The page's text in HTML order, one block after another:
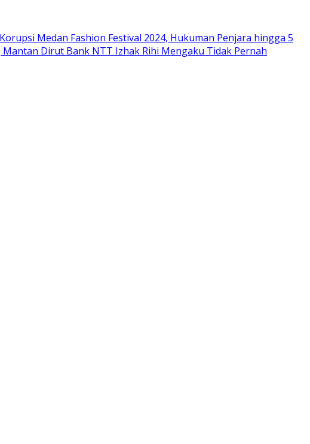
Medan Fashion Festival 2024, Hukuman Penjara hingga 5
Dirut Bank NTT Izhak Rihi Mengaku Tidak Pernah